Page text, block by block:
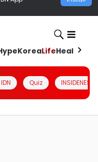
KoreaLifeHealth
Quiz INSIDENESIA